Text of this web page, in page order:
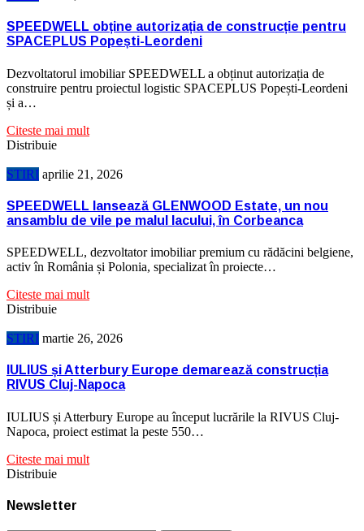
SPEEDWELL obține autorizația de construcție pentru
SPACEPLUS Popești-Leordeni
Dezvoltatorul imobiliar SPEEDWELL a obținut autorizația de
construire pentru proiectul logistic SPACEPLUS Popești-Leordeni
și a…
Citeste mai mult
Distribuie
STIRI aprilie 21, 2026
SPEEDWELL lansează GLENWOOD Estate, un nou
ansamblu de vile pe malul lacului, în Corbeanca
SPEEDWELL, dezvoltator imobiliar premium cu rădăcini belgiene,
activ în România și Polonia, specializat în proiecte…
Citeste mai mult
Distribuie
STIRI martie 26, 2026
IULIUS și Atterbury Europe demarează construcția
RIVUS Cluj-Napoca
IULIUS și Atterbury Europe au început lucrările la RIVUS Cluj-
Napoca, proiect estimat la peste 550…
Citeste mai mult
Distribuie
Newsletter